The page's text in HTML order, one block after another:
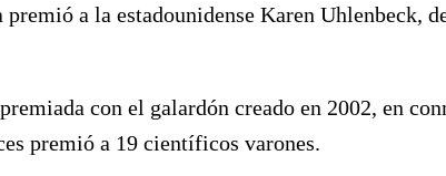
a la estadounidense Karen Uhlenbeck,
con el galardón creado en 2002, en
premió a 19 científicos varones.